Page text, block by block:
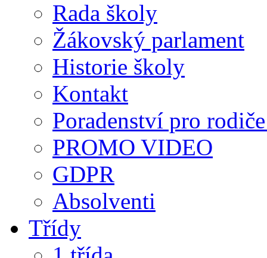
Rada školy
Žákovský parlament
Historie školy
Kontakt
Poradenství pro
PROMO VIDEO
GDPR
Absolventi
Třídy